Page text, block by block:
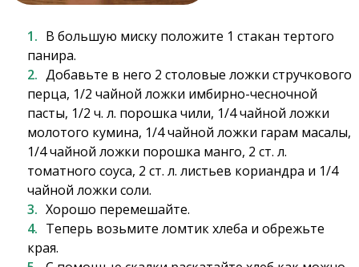
В большую миску положите 1 стакан тертого
панира.
Добавьте в него 2 столовые ложки стручкового
перца, 1/2 чайной ложки имбирно-чесночной
пасты, 1/2 ч. л. порошка чили, 1/4 чайной ложки
молотого кумина, 1/4 чайной ложки гарам масалы,
1/4 чайной ложки порошка манго, 2 ст. л.
томатного соуса, 2 ст. л. листьев кориандра и 1/4
чайной ложки соли.
Хорошо перемешайте.
Теперь возьмите ломтик хлеба и обрежьте
края.